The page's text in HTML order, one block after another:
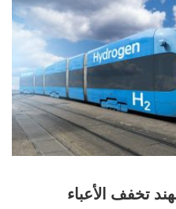
تخفف الأعباء